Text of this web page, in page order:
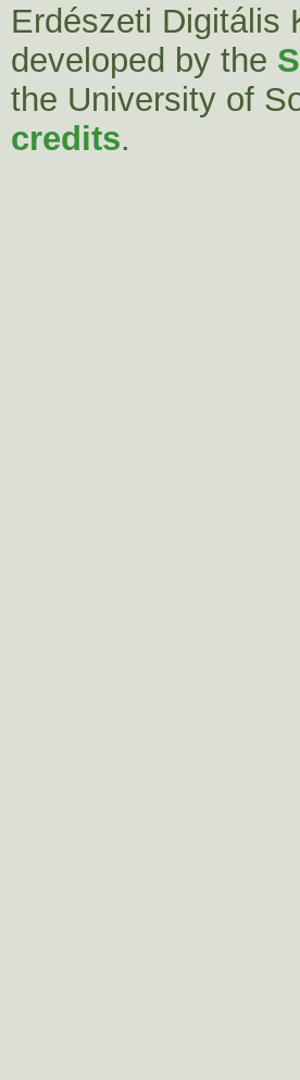
Erdészeti Digitális
developed by the
the University of
credits.